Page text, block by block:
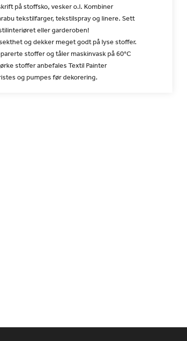
på stoffsko, vesker o.l. Kombiner
tekstilfarger, tekstilspray og linere. Sett
eller garderoben!
og dekker meget godt på lyse stoffer.
stoffer og tåler maskinvask på 60°C
stoffer anbefales Textil Painter
og pumpes før dekorering.